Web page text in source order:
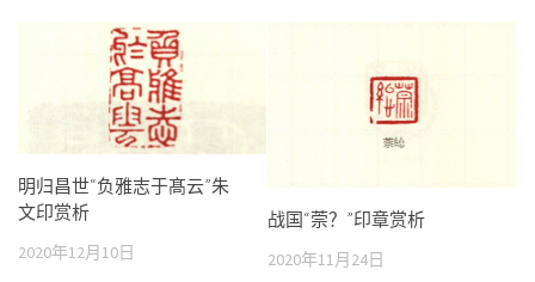
明归昌世“负雅志于髙云”朱
文印赏析
2020年12月10日
战国“萗？”印章赏析
2020年11月24日